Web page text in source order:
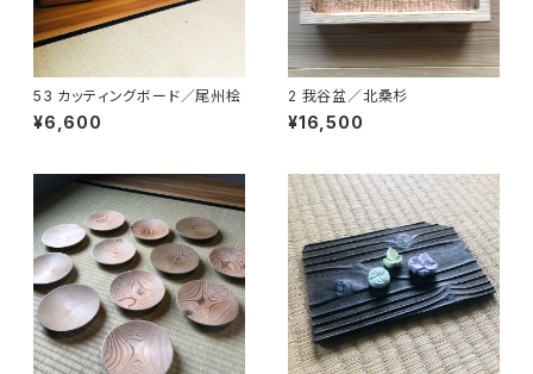
53 カッティングボード／尾州桧
¥6,600
2 我谷盆／北桑杉
¥16,500